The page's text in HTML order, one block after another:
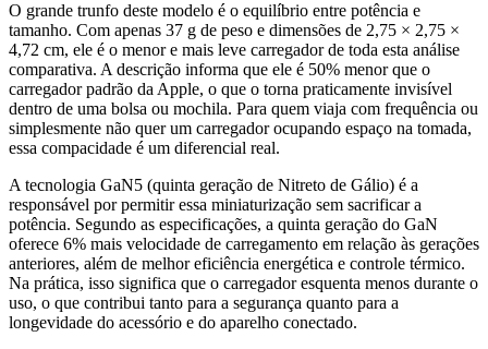
O grande trunfo deste modelo é o equilíbrio entre potência e
tamanho. Com apenas 37 g de peso e dimensões de 2,75 × 2,75 ×
4,72 cm, ele é o menor e mais leve carregador de toda esta análise
comparativa. A descrição informa que ele é 50% menor que o
carregador padrão da Apple, o que o torna praticamente invisível
dentro de uma bolsa ou mochila. Para quem viaja com frequência ou
simplesmente não quer um carregador ocupando espaço na tomada,
essa compacidade é um diferencial real.
A tecnologia GaN5 (quinta geração de Nitreto de Gálio) é a
responsável por permitir essa miniaturização sem sacrificar a
potência. Segundo as especificações, a quinta geração do GaN
oferece 6% mais velocidade de carregamento em relação às gerações
anteriores, além de melhor eficiência energética e controle térmico.
Na prática, isso significa que o carregador esquenta menos durante o
uso, o que contribui tanto para a segurança quanto para a
longevidade do acessório e do aparelho conectado.